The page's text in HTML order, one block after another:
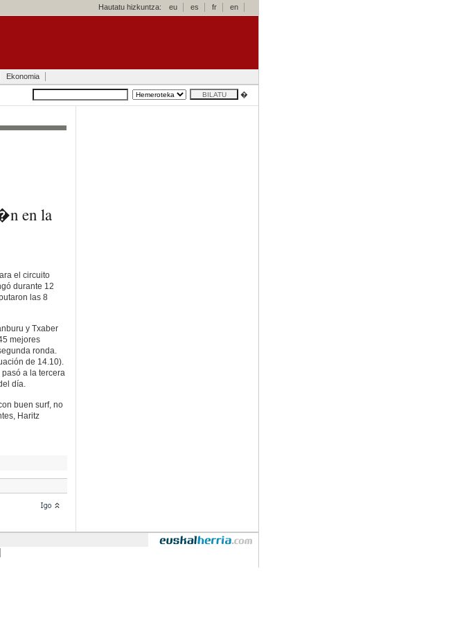
Hautatu hizkuntza: eu es fr en
Ekonomia
�
en la
el circuito
durante 12
las 8
y Txaber
mejores
ronda.
de 14.10).
a la tercera
día.
buen surf, no
Haritz